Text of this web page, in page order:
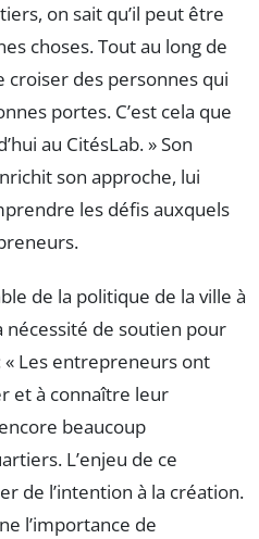
on sait qu’il peut être
choses. Tout au long de
croiser des personnes qui
portes. C’est cela que
au CitésLab. » Son
son approche, lui
les défis auxquels
de la politique de la ville à
nécessité de soutien pour
Les entrepreneurs ont
et à connaître leur
beaucoup
L’enjeu de ce
de l’intention à la création.
l’importance de